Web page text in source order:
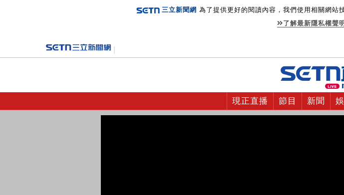
三立新聞網 為了提供更好的閱讀內容，我們使用相關網站
了解最新隱私權聲明
現正直播 節目 新聞